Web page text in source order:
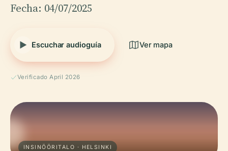
Fecha: 04/07/2025
Escuchar audioguía Ver mapa
Verificado April 2026
INSINÖÖRITALO · HELSINKI